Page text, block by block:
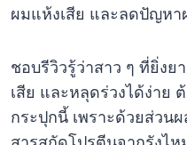
ผมแห้งเสีย และลดปัญหา
ชอบรีวิวรู้ว่าสาว ๆ ที่ยิ่ง
เสีย และหลุดร่วงได้ง่าย
กระปุกนี้ เพราะด้วยส่วน